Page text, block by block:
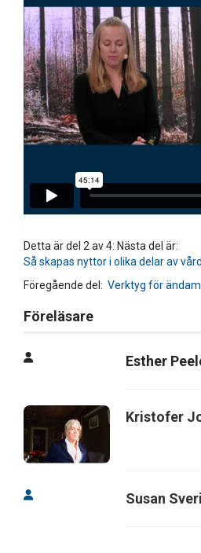
Detta är del 2 av 4: Nästa del är:
Så skapas nyttor i olika delar av
Föregående del: Verktyg för
Föreläsare
Esther
Kristofer
Susan